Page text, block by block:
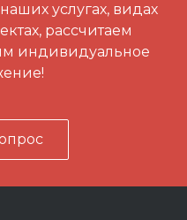
услугах, видах
рассчитаем
индивидуальное